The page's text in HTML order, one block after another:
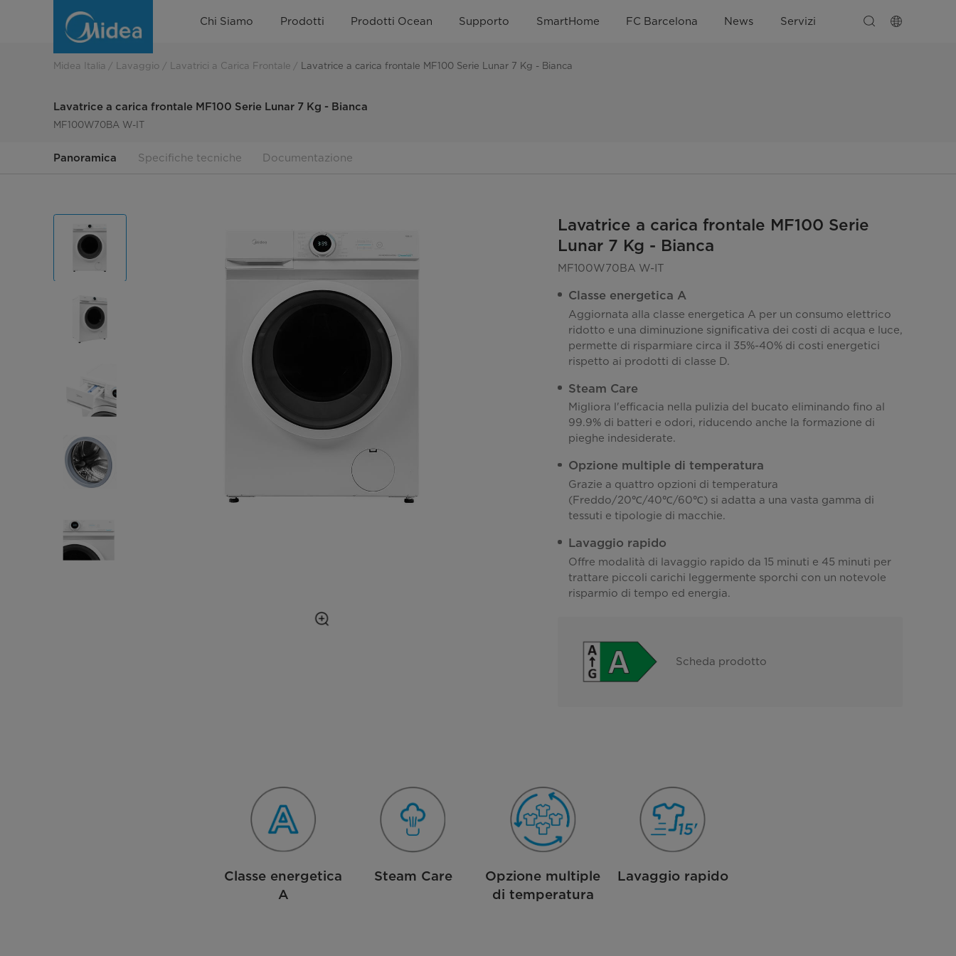
Lavatrice
carica
MF100
Bianca
Chi Siamo Prodotti Prodotti Ocean Supporto SmartHome FC Barcelona News Servizi
Midea Italia Lavaggio Lavatrici a Carica Frontale Lavatrice a carica frontale MF100 Serie Lunar 7 Kg - Bianca
Lavatrice a carica frontale MF100 Serie Lunar 7 Kg - Bianca
MF100W70BA W-IT
Panoramica Specifiche tecniche Documentazione
Lavatrice a carica frontale MF100 Serie
Lunar 7 Kg - Bianca
MF100W70BA W-IT
Classe energetica A
Aggiornata alla classe energetica A per un consumo elettrico
ridotto e una diminuzione significativa dei costi di acqua e luce,
permette di risparmiare circa il 35%-40% di costi energetici
rispetto ai prodotti di classe D.
Steam Care
Migliora l'efficacia nella pulizia del bucato eliminando fino al
99.9% di batteri e odori, riducendo anche la formazione di
pieghe indesiderate.
Opzione multiple di temperatura
Grazie a quattro opzioni di temperatura
(Freddo/20℃/40℃/60℃) si adatta a una vasta gamma di
tessuti e tipologie di macchie.
Lavaggio rapido
Offre modalità di lavaggio rapido da 15 minuti e 45 minuti per
trattare piccoli carichi leggermente sporchi con un notevole
risparmio di tempo ed energia.
Scheda prodotto
Classe energetica
A
Steam Care
Opzione multiple
di temperatura
Lavaggio rapido